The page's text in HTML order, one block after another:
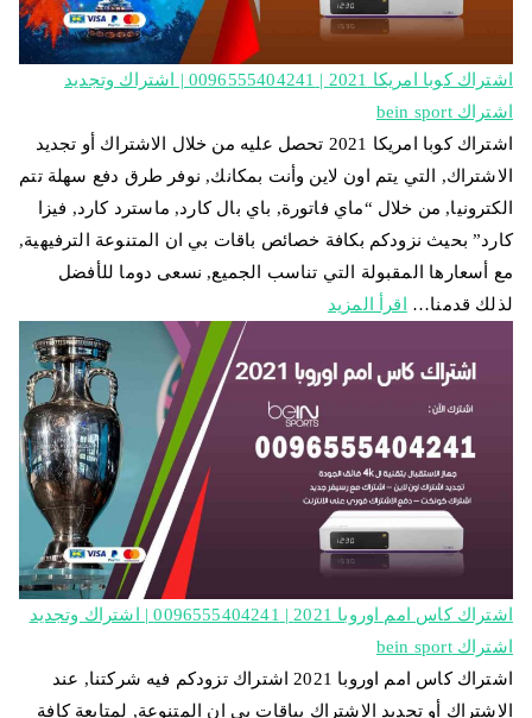
اشتراك كوبا امريكا 2021 | 0096555404241 | اشتراك وتجديد
اشتراك bein sport
اشتراك كوبا امريكا 2021 تحصل عليه من خلال الاشتراك أو تجديد
الاشتراك, التي يتم اون لاين وأنت بمكانك, نوفر طرق دفع سهلة تتم
الكترونيا, من خلال “ماي فاتورة, باي بال كارد, ماسترد كارد, فيزا
كارد” بحيث نزودكم بكافة خصائص باقات بي ان المتنوعة الترفيهية,
مع أسعارها المقبولة التي تناسب الجميع, نسعى دوما للأفضل
لذلك قدمنا…
اقرأ المزيد
اشتراك كاس امم اوروبا 2021 | 0096555404241 | اشتراك وتجديد
اشتراك bein sport
اشتراك كاس امم اوروبا 2021 اشتراك تزودكم فيه شركتنا, عند
الاشتراك أو تجديد الاشتراك بباقات بي ان المتنوعة, لمتابعة كافة